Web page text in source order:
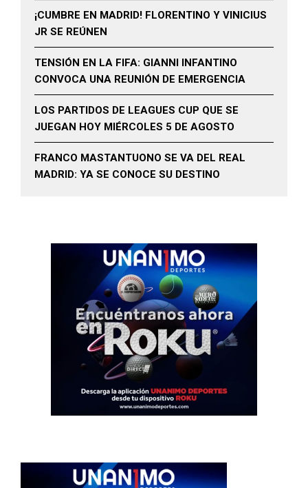
¡CUMBRE EN MADRID! FLORENTINO Y VINICIUS
JR SE REÚNEN
TENSIÓN EN LA FIFA: GIANNI INFANTINO
CONVOCA UNA REUNIÓN DE EMERGENCIA
LOS PARTIDOS DE LEAGUES CUP QUE SE
JUEGAN HOY MIÉRCOLES 5 DE AGOSTO
FRANCO MASTANTUONO SE VA DEL REAL
MADRID: YA SE CONOCE SU DESTINO